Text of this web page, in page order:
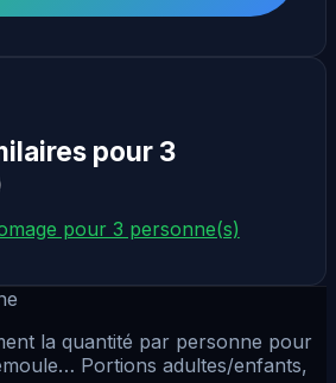
pour 3
pour 3 personne(s)
la quantité par personne pour
Portions adultes/enfants,